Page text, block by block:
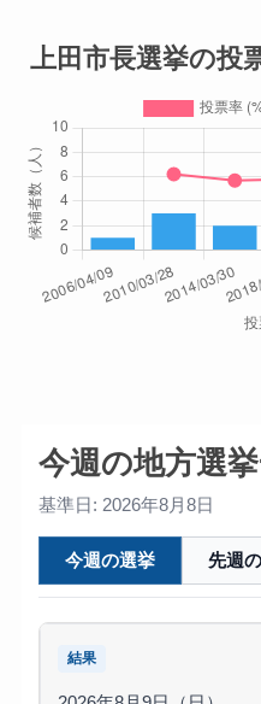
上田市長選挙の投
今週の地方選
基準日: 2026年8月8日
今週の選挙 先週
結果